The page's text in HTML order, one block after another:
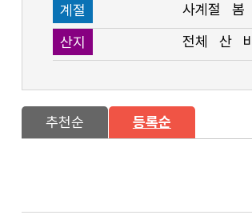
계절
사계절 봄
산지
전체 산
추천순 등록순